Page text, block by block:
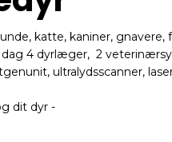
katte, kaniner,
4 dyrlæger, 2
ultralydsscanner,
dit dyr -